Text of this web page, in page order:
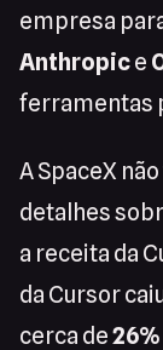
empresa
Anthropice
ferramentas
A SpaceX
detalhes
a receita da
da Cursor
cerca de26%